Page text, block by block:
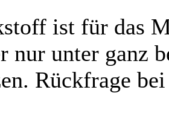
ist für das
nur unter ganz
Rückfrage